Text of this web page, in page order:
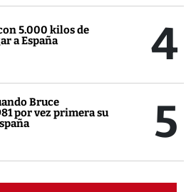
5.000 kilos de
a España
4
Bruce
por vez primera su
5